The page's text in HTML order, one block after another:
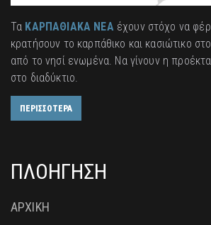
Τα ΚΑΡΠΑΘΙΑΚΑ ΝΕΑέχουν στόχο να
κρατήσουν το καρπάθικο και κασιώτικο
από το νησί ενωμένα. Να γίνουν η
στο διαδύκτιο.
ΠΕΡΙΣΣΟΤΕΡΑ
ΠΛΟΗΓΗΣΗ
ΑΡΧΙΚΗ